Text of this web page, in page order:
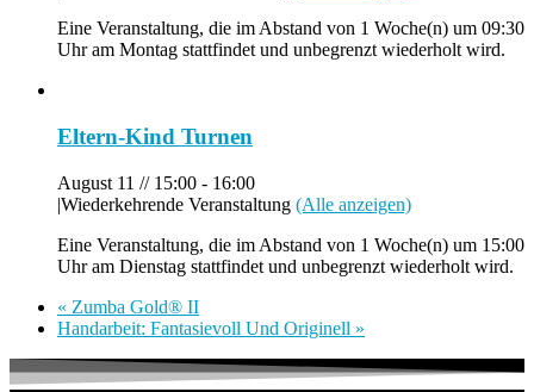
Eine Veranstaltung, die im Abstand von 1 Woche(n) um 09:30
Uhr am Montag stattfindet und unbegrenzt wiederholt wird.
Eltern-Kind Turnen
August 11 // 15:00 - 16:00
|Wiederkehrende Veranstaltung (Alle anzeigen)
Eine Veranstaltung, die im Abstand von 1 Woche(n) um 15:00
Uhr am Dienstag stattfindet und unbegrenzt wiederholt wird.
« Zumba Gold® II
Handarbeit: Fantasievoll Und Originell »